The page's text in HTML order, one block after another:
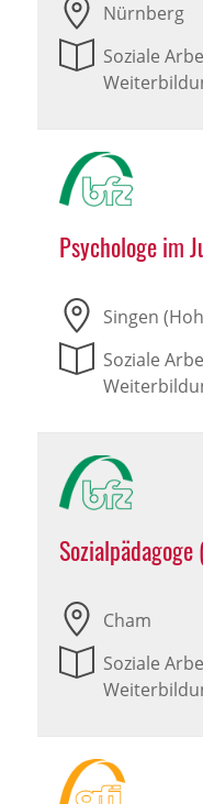
Nürnberg
Soziale
Psychologe im
Singen
Soziale
Cham
Soziale